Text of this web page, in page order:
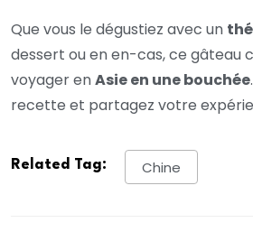
Que vous le dégustiez avec un
dessert ou en en-cas, ce gâteau
voyager enAsie en une bouchée
recette et partagez votre
Related Tag: Chine